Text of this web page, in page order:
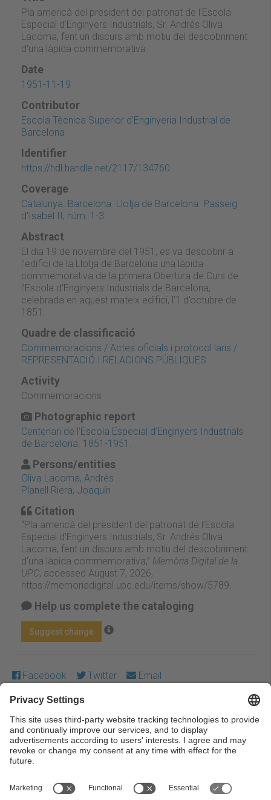
Pla americà del president del patronat de l'Escola
Especial d'Enginyers Industrials, Sr. Andrés Oliva
Lacoma, fent un discurs amb motiu del descobriment
d'una làpida commemorativa
Date
1951-11-19
Contributor
Escola Tècnica Superior d'Enginyeria Industrial de
Barcelona
Identifier
https://hdl.handle.net/2117/134760
Coverage
Catalunya. Barcelona. Llotja de Barcelona. Passeig
d'Isabel II, núm. 1-3
Abstract
El dia 19 de novembre del 1951, es va descobrir a
l'edifici de la Llotja de Barcelona una làpida
commemorativa de la primera Obertura de Curs de
l’Escola d'Enginyers Industrials de Barcelona,
celebrada en aquest mateix edifici, l’1 d’octubre de
1851.
Quadre de classificació
Commemoracions / Actes oficials i protocol·laris /
REPRESENTACIÓ I RELACIONS PÚBLIQUES
Activity
Commemoracions
Photographic report
Centenari de l'Escola Especial d'Enginyers Industrials
de Barcelona. 1851-1951.
Persons/entities
Oliva Lacoma, Andrés
Planell Riera, Joaquín
Citation
“Pla americà del president del patronat de l'Escola
Especial d'Enginyers Industrials, Sr. Andrés Oliva
Lacoma, fent un discurs amb motiu del descobriment
d'una làpida commemorativa,” Memòria Digital de la
UPC, accessed August 7, 2026,
https://memoriadigital.upc.edu/items/show/5789
Help us complete the cataloging
Suggest change
Facebook Twitter Email
Except where otherwise noted, content on this work is
licensed under a Creative Commons license:Attribution-
NonCommercial-NoDerivs 3.0 Spain